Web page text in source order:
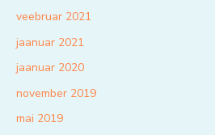
veebruar 2021
jaanuar 2021
jaanuar 2020
november 2019
mai 2019